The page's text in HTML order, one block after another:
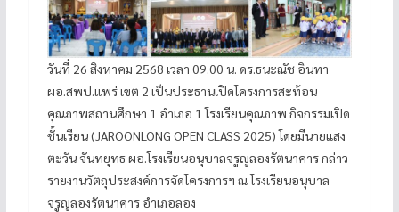
วันที่ 26 สิงหาคม 2568 เวลา 09.00 น. ดร.ธนะณัช อินทา
ผอ.สพป.แพร่ เขต 2 เป็นประธานเปิดโครงการสะท้อน
คุณภาพสถานศึกษา 1 อำเภอ 1 โรงเรียนคุณภาพ กิจกรรมเปิด
ชั้นเรียน (JAROONLONG OPEN CLASS 2025) โดยมีนายแสง
ตะวัน จันทยุทธ ผอ.โรงเรียนอนุบาลจรูญลองรัตนาคาร กล่าว
รายงานวัตถุประสงค์การจัดโครงการฯ ณ โรงเรียนอนุบาล
จรูญลองรัตนาคาร อำเภอลอง